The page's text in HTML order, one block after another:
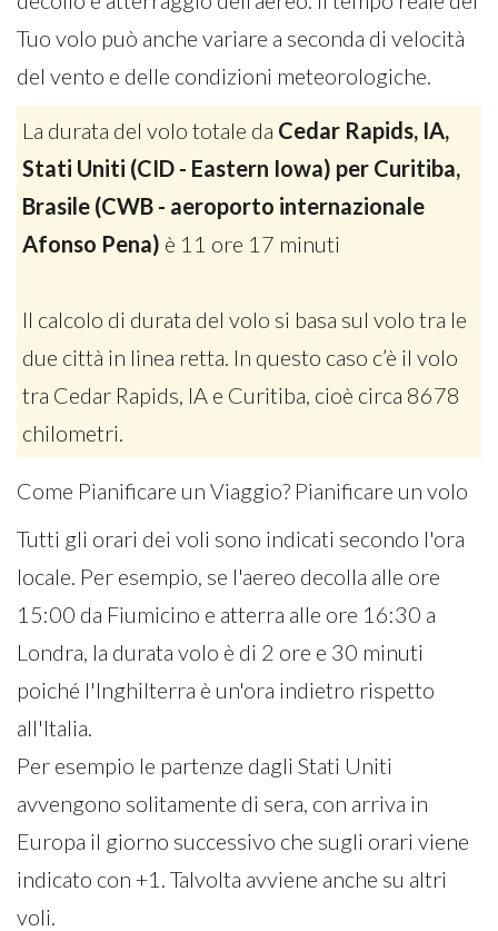
Tuo volo può anche variare a seconda di velocità
del vento e delle condizioni meteorologiche.
La durata del volo totale da Cedar Rapids, IA,
Stati Uniti (CID - Eastern Iowa) per Curitiba,
Brasile (CWB - aeroporto internazionale
Afonso Pena) è 11 ore 17 minuti
Il calcolo di durata del volo si basa sul volo tra le
due città in linea retta. In questo caso c’è il volo
tra Cedar Rapids, IA e Curitiba, cioè circa 8678
chilometri.
Come Pianificare un Viaggio? Pianificare un volo
Tutti gli orari dei voli sono indicati secondo l'ora
locale. Per esempio, se l'aereo decolla alle ore
15:00 da Fiumicino e atterra alle ore 16:30 a
Londra, la durata volo è di 2 ore e 30 minuti
poiché l'Inghilterra è un'ora indietro rispetto
all'Italia.
Per esempio le partenze dagli Stati Uniti
avvengono solitamente di sera, con arriva in
Europa il giorno successivo che sugli orari viene
indicato con +1. Talvolta avviene anche su altri
voli.